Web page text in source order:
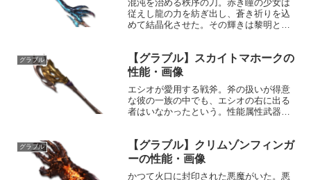
混沌を治める秩序の刀。赤き瞳の少女は
従えし龍の力を紡ぎ出し、蒼き祈りを込
めて結晶化させた。その輝きは黎明とな
MAXLv2223157150奥義メディエーショ
ンスレイ敵に光属...
グラブル
【グラブル】スカイトマホークの
性能・画像
エシオが愛用する戦斧。斧の扱いが得意
な彼の一族の中でも、エシオの右に出る
者はいなかったという。性能属性武器種
に風属性3.5倍ダメージ〔減衰値
1,685,000ダメージ...
グラブル
【グラブル】クリムゾンフィンガ
ーの性能・画像
かつて火口に封印された悪魔がいた。悪